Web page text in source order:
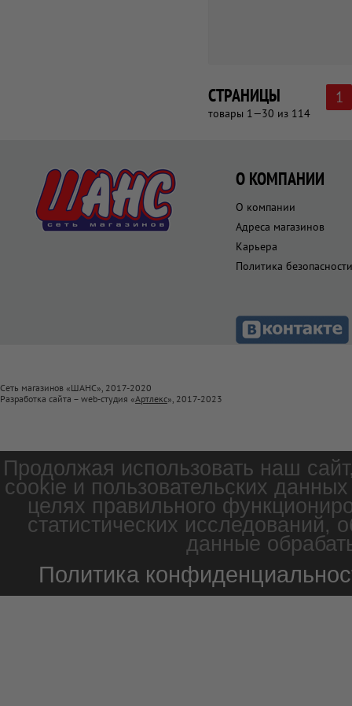
СТРАНИЦЫ
товары 1—30 из 114
1
О КОМПАНИИ
О компании
Адреса магазинов
Карьера
Политика безопасности
Сеть магазинов «ШАНС», 2017-2020
Разработка сайта – web-студия «Артлекс», 2017-2023
Продолжая использовать наш
cookie и пользовательских
целях правильного
статистических
данные
Политика